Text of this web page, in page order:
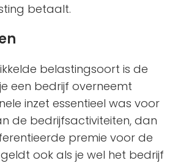
betaalt.
belastingsoort is de
een bedrijf overneemt
inzet essentieel was voor
de bedrijfsactiviteiten, dan
premie voor de
ook als je wel het bedrijf